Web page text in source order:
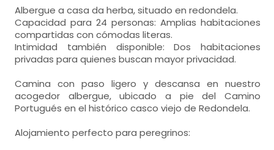
Albergue a casa da herba, situado en redondela.
Capacidad para 24 personas: Amplias habitaciones
compartidas con cómodas literas.
Intimidad también disponible: Dos habitaciones
privadas para quienes buscan mayor privacidad.
Camina con paso ligero y descansa en nuestro
acogedor albergue, ubicado a pie del Camino
Portugués en el histórico casco viejo de Redondela.
Alojamiento perfecto para peregrinos: